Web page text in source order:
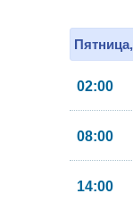
02:00
08:00
14:00